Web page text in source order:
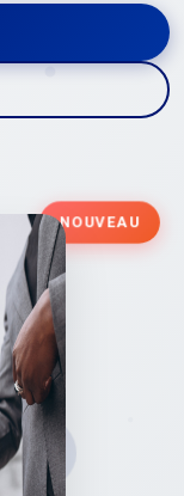
NOUVEAU